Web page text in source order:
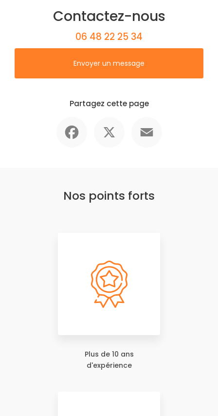
Contactez-nous
06 48 22 25 34
Envoyer un message
Partagez cette page
Nos points forts
Plus de 10 ans
d'expérience